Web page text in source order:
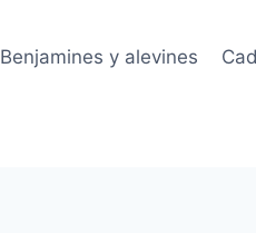
Benjamines y alevines